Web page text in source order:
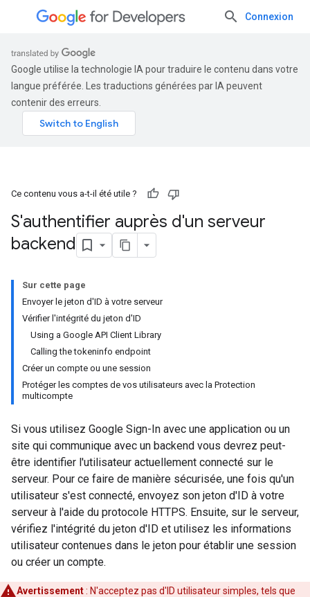
Connexion
Google utilise la technologie IA pour traduire le contenu dans votre
langue préférée. Les traductions générées par IA peuvent
contenir des erreurs.
Ce contenu vous a-t-il été utile ?
S'authentifier auprès d'un serveur
backend
Sur cette page
Envoyer le jeton d'ID à votre serveur
Vérifier l'intégrité du jeton d'ID
Using a Google API Client Library
Calling the tokeninfo endpoint
Créer un compte ou une session
Protéger les comptes de vos utilisateurs avec la Protection
multicompte
Si vous utilisez Google Sign-In avec une application ou un
site qui communique avec un backend vous devrez peut-
être identifier l'utilisateur actuellement connecté sur le
serveur. Pour ce faire de manière sécurisée, une fois qu'un
utilisateur s'est connecté, envoyez son jeton d'ID à votre
serveur à l'aide du protocole HTTPS. Ensuite, sur le serveur,
vérifiez l'intégrité du jeton d'ID et utilisez les informations
utilisateur contenues dans le jeton pour établir une session
ou créer un compte.
Avertissement: N'acceptez pas d'ID utilisateur simples, tels que